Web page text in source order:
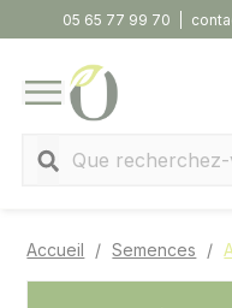
05 65 77 99 70
MENU
Accueil Semences
Panneau de gestion des